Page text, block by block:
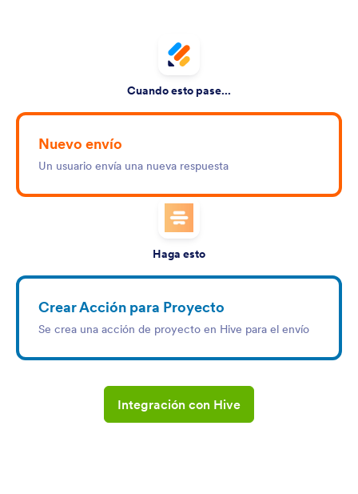
Cuando esto pase...
Nuevo envío
Un usuario envía una nueva respuesta
Haga esto
Crear Acción para Proyecto
Se crea una acción de proyecto en Hive para el envío
Integración con Hive